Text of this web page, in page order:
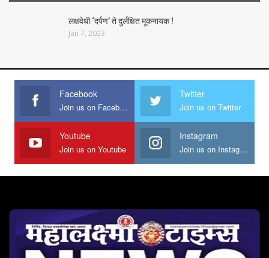
लक्षवेधी ‘दर्पण’ ते दुर्लक्षित मूकनायक !
Jan 7, 2023
Facebook
Join us on Facebook
Twitter
Join us on Twitter
Youtube
Join us on Youtube
Instagram
Join us on Instagram